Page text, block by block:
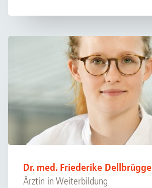
Dr. med. Friederike Dellbrügge
Ärztin in Weiterbildung